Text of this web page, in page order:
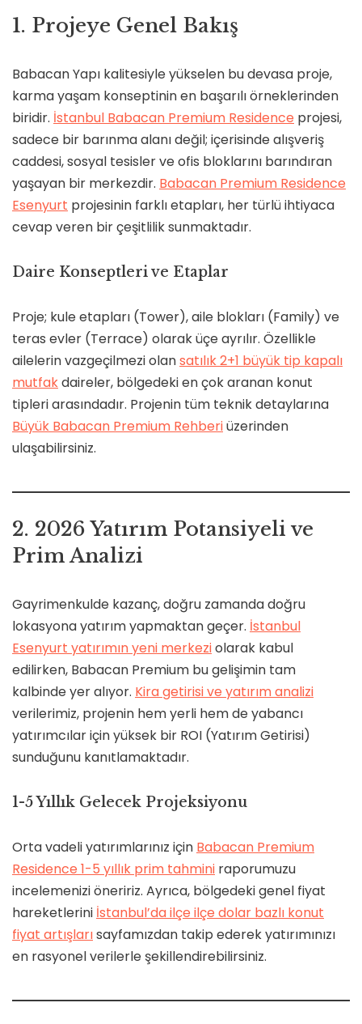
1. Projeye Genel Bakış
Babacan Yapı kalitesiyle yükselen bu devasa proje,
karma yaşam konseptinin en başarılı örneklerinden
biridir. İstanbul Babacan Premium Residence projesi,
sadece bir barınma alanı değil; içerisinde alışveriş
caddesi, sosyal tesisler ve ofis bloklarını barındıran
yaşayan bir merkezdir. Babacan Premium Residence
Esenyurt projesinin farklı etapları, her türlü ihtiyaca
cevap veren bir çeşitlilik sunmaktadır.
Daire Konseptleri ve Etaplar
Proje; kule etapları (Tower), aile blokları (Family) ve
teras evler (Terrace) olarak üçe ayrılır. Özellikle
ailelerin vazgeçilmezi olansatılık 2+1 büyük tip kapalı
mutfakdaireler, bölgedeki en çok aranan konut
tipleri arasındadır. Projenin tüm teknik detaylarına
Büyük Babacan Premium Rehberiüzerinden
ulaşabilirsiniz.
2. 2026 Yatırım Potansiyeli ve
Prim Analizi
Gayrimenkulde kazanç, doğru zamanda doğru
lokasyona yatırım yapmaktan geçer. İstanbul
Esenyurt yatırımın yeni merkeziolarak kabul
edilirken, Babacan Premium bu gelişimin tam
kalbinde yer alıyor. Kira getirisi ve yatırım analizi
verilerimiz, projenin hem yerli hem de yabancı
yatırımcılar için yüksek bir ROI (Yatırım Getirisi)
sunduğunu kanıtlamaktadır.
1-5 Yıllık Gelecek Projeksiyonu
Orta vadeli yatırımlarınız için Babacan Premium
Residence 1-5 yıllık prim tahmini raporumuzu
incelemenizi öneririz. Ayrıca, bölgedeki genel fiyat
hareketlerini İstanbul’da ilçe ilçe dolar bazlı konut
fiyat artışlarısayfamızdan takip ederek yatırımınızı
en rasyonel verilerle şekillendirebilirsiniz.